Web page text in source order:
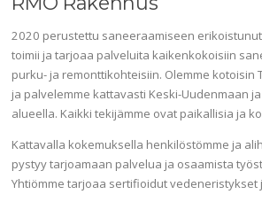
2020 perustettu saneeraamiseen
toimii ja tarjoaa palveluita kaikenkokoisiin
purku- ja remonttikohteisiin. Olemme kotoisin
ja palvelemme kattavasti Keski-Uudenmaan
alueella. Kaikki tekijämme ovat paikallisia ja
Kattavalla kokemuksella henkilöstömme ja
pystyy tarjoamaan palvelua ja osaamista
Yhtiömme tarjoaa sertifioidut